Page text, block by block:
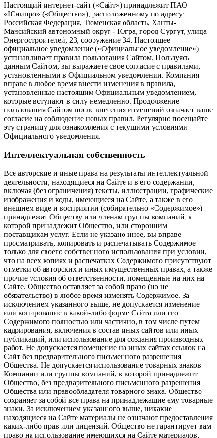
Настоящий интернет-сайт («Сайт») принадлежит ПАО
«Юнипро» («Общество»), расположенному по адресу:
Российская Федерация, Тюменская область, Ханты-
Мансийский автономный округ - Югра, город Сургут, улица
Энергостроителей, 23, сооружение 34. Настоящее
официальное уведомление («Официальное уведомление»)
устанавливает правила пользования Сайтом. Пользуясь
данным Сайтом, вы выражаете свое согласие с правилами,
установленными в Официальном уведомлении. Компания
вправе в любое время внести изменения в правила,
установленные настоящим Официальным уведомлением,
которые вступают в силу немедленно. Продолжение
пользования Сайтом после внесения изменений означает ваше
согласие на соблюдение новых правил. Регулярно посещайте
эту страницу для ознакомления с текущими условиями
Официального уведомления.
Интеллектуальная собственность
Все авторские и иные права на результаты интеллектуальной
деятельности, находящиеся на Сайте и в его содержании,
включая (без ограничения) тексты, иллюстрации, графические
изображения и коды, имеющиеся на Сайте, а также в его
внешнем виде и восприятии (собирательно «Содержимое»)
принадлежат Обществу или членам группы компаний, к
которой принадлежит Общество, или сторонним
поставщикам услуг. Если не указано иное, вы вправе
просматривать, копировать и распечатывать Содержимое
только для своего собственного использования при условии,
что на всех копиях и распечатках Содержимого присутствуют
отметки об авторских и иных имущественных правах, а также
прочие условия об ответственности, помещенные на них на
Сайте. Общество оставляет за собой право (но не
обязательство) в любое время изменять Содержимое. За
исключением указанного выше, не допускается изменение
или копирование в какой-либо форме Сайта или его
Содержимого полностью или частично, в том числе путем
кадрирования, включения в состав иных сайтов или иных
публикаций, или использование для создания производных
работ. Не допускается помещение на иных сайтах ссылок на
Сайт без предварительного письменного разрешения
Общества. Не допускается использование товарных знаков
Компании или группы компаний, к которой принадлежит
Общество, без предварительного письменного разрешения
Общества или правообладателя товарного знака. Общество
сохраняет за собой все права на принадлежащие ему товарные
знаки. За исключением указанного выше, никакие
находящиеся на Сайте материалы не означают предоставления
каких-либо прав или лицензий. Общество не гарантирует вам
право на использование имеющихся на Сайте материалов,